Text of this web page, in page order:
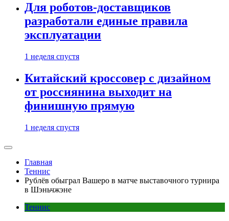
Для роботов-доставщиков
разработали единые правила
эксплуатации
1 неделя спустя
Китайский кроссовер с дизайном
от россиянина выходит на
финишную прямую
1 неделя спустя
Главная
Теннис
Рублёв обыграл Вашеро в матче выставочного турнира
в Шэньчжэне
Теннис